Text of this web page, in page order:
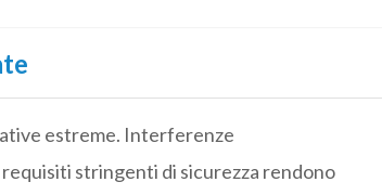
estreme. Interferenze
stringenti di sicurezza rendono